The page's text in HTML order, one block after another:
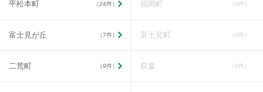
平松本町 （24件） 福岡町 （0件）
富士見が丘 （7件） 富士見町 （0件）
二荒町 （9件） 双葉 （0件）